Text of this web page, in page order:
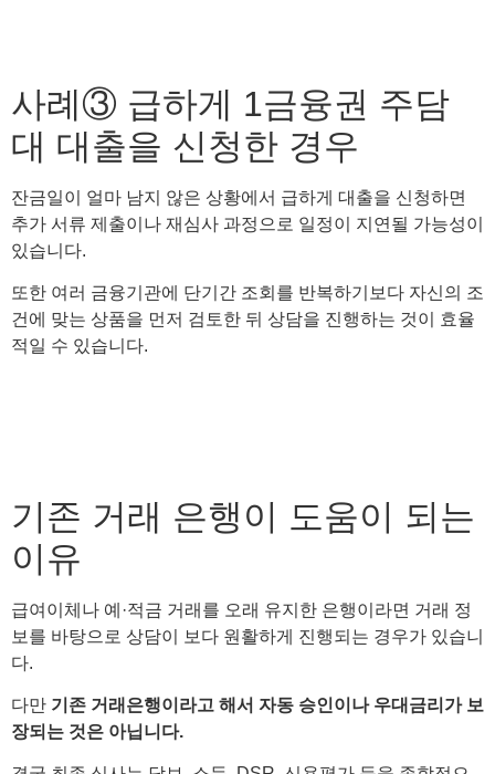
사례③ 급하게 1금융권 주담
대 대출을 신청한 경우
잔금일이 얼마 남지 않은 상황에서 급하게 대출을 신청하면
추가 서류 제출이나 재심사 과정으로 일정이 지연될 가능성이
있습니다.
또한 여러 금융기관에 단기간 조회를 반복하기보다 자신의 조
건에 맞는 상품을 먼저 검토한 뒤 상담을 진행하는 것이 효율
적일 수 있습니다.
기존 거래 은행이 도움이 되는
이유
급여이체나 예·적금 거래를 오래 유지한 은행이라면 거래 정
보를 바탕으로 상담이 보다 원활하게 진행되는 경우가 있습니
다.
다만 기존 거래은행이라고 해서 자동 승인이나 우대금리가 보
장되는 것은 아닙니다.